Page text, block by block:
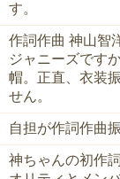
す。
作詞作曲 神山智
ジャニーズです
帽。正直、衣装
せん。
自担が作詞作曲
神ちゃんの初作